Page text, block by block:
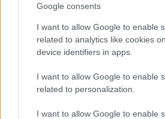
Google consents
I want to allow Google to enable
related to analytics like cookies
device identifiers in apps.
I want to allow Google to enable
related to personalization.
I want to allow Google to enable
Mogą Cię zainteresować
Azerbejdżan